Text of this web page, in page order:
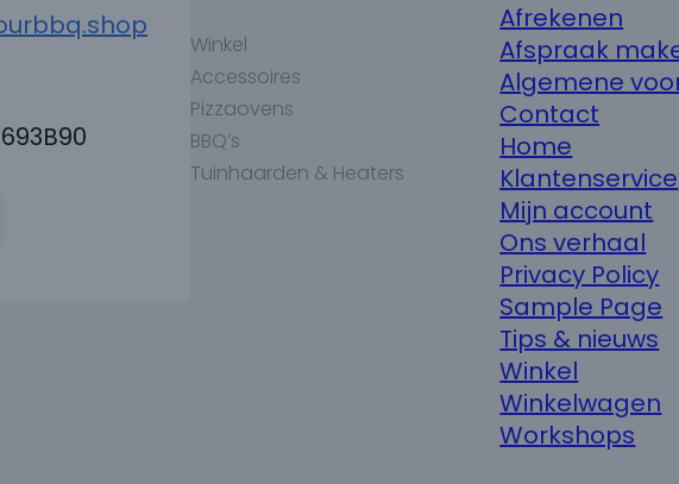
Winkel
Accessoires
Pizzaovens
BBQ’s
Tuinhaarden & Heaters
Afrekenen
Afspraak
Algemene
Contact
Home
Klantenservice
Mijn account
Ons verhaal
Privacy Policy
Sample Page
Tips & nieuws
Winkel
Winkelwagen
Workshops